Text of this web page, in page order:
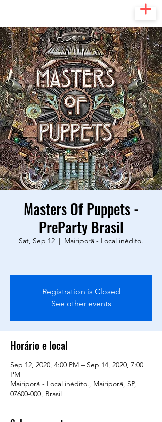
Masters Of Puppets -
PreParty Brasil
Sat, Sep 12
  |
Mairiporã - Local inédito.
Registration is Closed
See other events
Horário e local
Sep 12, 2020, 4:00 PM – Sep 14, 2020, 7:00
PM
Mairiporã - Local inédito., Mairiporã, SP,
07600-000, Brasil